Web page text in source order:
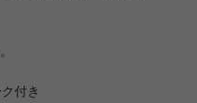
付き